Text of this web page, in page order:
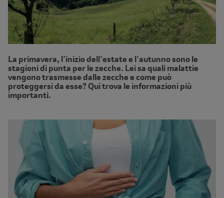
La primavera, l’inizio dell’estate e l’autunno sono le
stagioni di punta per le zecche. Lei sa quali malattie
vengono trasmesse dalle zecche e come può
proteggersi da esse? Qui trova le informazioni più
importanti.